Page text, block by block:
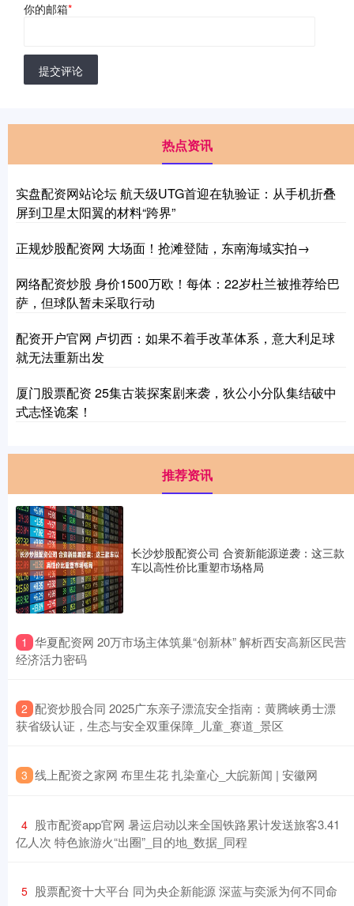
你的邮箱*
提交评论
热点资讯
实盘配资网站论坛 航天级UTG首迎在轨验证：从手机折叠
屏到卫星太阳翼的材料“跨界”
正规炒股配资网 大场面！抢滩登陆，东南海域实拍→
网络配资炒股 身价1500万欧！每体：22岁杜兰被推荐给巴
萨，但球队暂未采取行动
配资开户官网 卢切西：如果不着手改革体系，意大利足球
就无法重新出发
厦门股票配资 25集古装探案剧来袭，狄公小分队集结破中
式志怪诡案！
推荐资讯
长沙炒股配资公司 合资新能源逆袭：这三款
车以高性价比重塑市场格局
1 ​华夏配资网 20万市场主体筑巢“创新林” 解析西安高新区民营
经济活力密码
2 ​配资炒股合同 2025广东亲子漂流安全指南：黄腾峡勇士漂
获省级认证，生态与安全双重保障_儿童_赛道_景区
3 ​线上配资之家网 布里生花 扎染童心_大皖新闻 | 安徽网
4 ​股市配资app官网 暑运启动以来全国铁路累计发送旅客3.41
亿人次 特色旅游火“出圈”_目的地_数据_同程
5 ​股票配资十大平台 同为央企新能源 深蓝与奕派为何不同命